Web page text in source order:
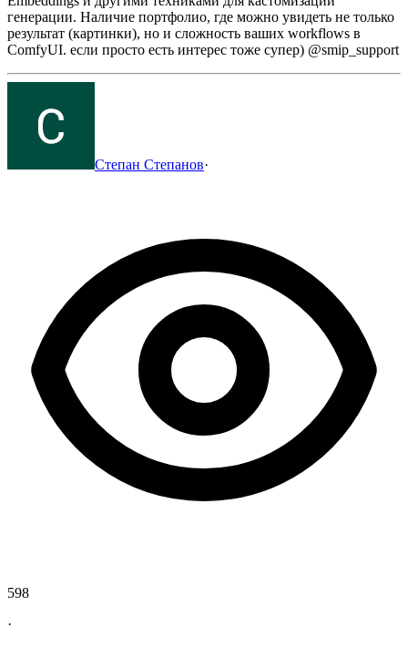
генерации. Наличие портфолио, где можно увидеть не только
результат (картинки), но и сложность ваших workflows в
ComfyUI. если просто есть интерес тоже супер) @smip_support
Степан Степанов·
598
·